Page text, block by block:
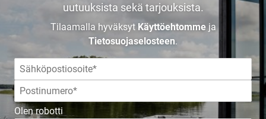
uutuuksista sekä tarjouksista.
Tilaamalla hyväksyt Käyttöehtommeja
Tietosuojaselosteen.
Olen robotti